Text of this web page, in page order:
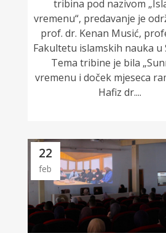
tribina pod nazivom
vremenu“, predavanje je
prof. dr. Kenan Musić,
Fakultetu islamskih nauka u
Tema tribine je bila
vremenu i doček mjeseca
Hafiz dr....
22
feb